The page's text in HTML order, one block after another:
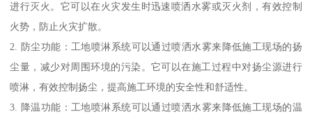
进行灭火。它可以在火灾发生时迅速喷洒水雾或灭火剂，有效控制
火势，防止火灾扩散。
2. 防尘功能：工地喷淋系统可以通过喷洒水雾来降低施工现场的扬
尘量，减少对周围环境的污染。它可以在施工过程中对扬尘源进行
喷淋，有效控制扬尘，提高施工环境的安全性和舒适性。
3. 降温功能：工地喷淋系统可以通过喷洒水雾来降低施工现场的温